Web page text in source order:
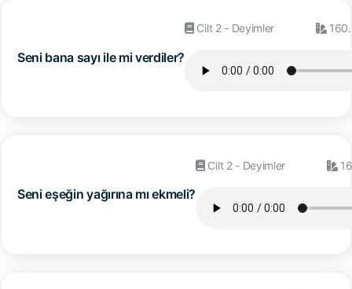
Seni bana sayı ile mi verdiler?
Cilt 2 - Deyimler 160.
Seni eşeğin yağırına mı ekmeli?
Cilt 2 - Deyimler